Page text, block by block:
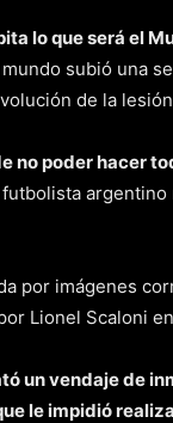
lo que será el
subió una
de la
no poder hacer
por imágenes
Lionel Scaloni
un vendaje de
le impidió